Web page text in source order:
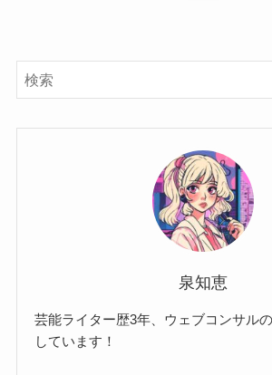
泉知恵
芸能ライター歴3年、ウェブコンサル
しています！